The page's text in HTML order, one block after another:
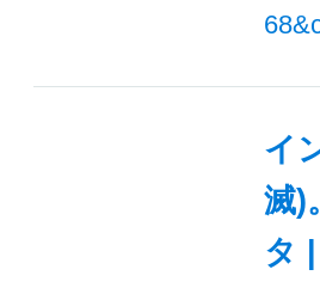
イ
滅)
タ